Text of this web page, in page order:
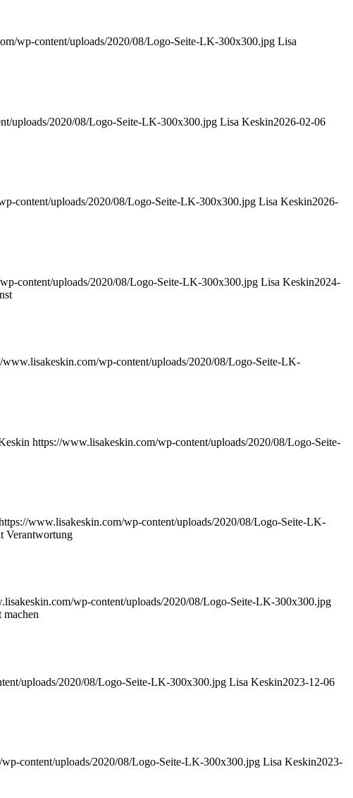
wp-content/uploads/2020/08/Logo-Seite-LK-300x300.jpg Lisa
uploads/2020/08/Logo-Seite-LK-300x300.jpg Lisa Keskin2026-02-06
content/uploads/2020/08/Logo-Seite-LK-300x300.jpg Lisa Keskin2026-
content/uploads/2020/08/Logo-Seite-LK-300x300.jpg Lisa Keskin2024-
www.lisakeskin.com/wp-content/uploads/2020/08/Logo-Seite-LK-
https://www.lisakeskin.com/wp-content/uploads/2020/08/Logo-Seite-
www.lisakeskin.com/wp-content/uploads/2020/08/Logo-Seite-LK-
Verantwortung
wp-content/uploads/2020/08/Logo-Seite-LK-300x300.jpg
machen
uploads/2020/08/Logo-Seite-LK-300x300.jpg Lisa Keskin2023-12-06
content/uploads/2020/08/Logo-Seite-LK-300x300.jpg Lisa Keskin2023-